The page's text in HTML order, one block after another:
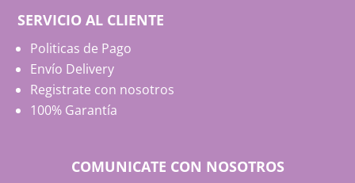
SERVICIO AL CLIENTE
Politicas de Pago
Envío Delivery
Registrate con nosotros
100% Garantía
COMUNICATE CON NOSOTROS